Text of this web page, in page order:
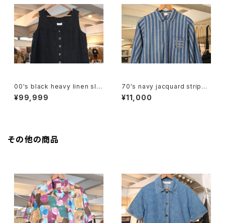
00's black heavy linen sle
eveless Top
¥99,999
70's navy jacquard stripe
balloon sleeve Shirt
¥11,000
その他の商品